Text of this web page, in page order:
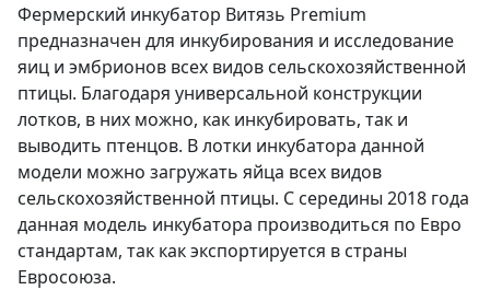
Фермерский инкубатор Витязь Premium
предназначен для инкубирования и исследование
яиц и эмбрионов всех видов сельскохозяйственной
птицы. Благодаря универсальной конструкции
лотков, в них можно, как инкубировать, так и
выводить птенцов. В лотки инкубатора данной
модели можно загружать яйца всех видов
сельскохозяйственной птицы. С середины 2018 года
данная модель инкубатора производиться по Евро
стандартам, так как экспортируется в страны
Евросоюза.